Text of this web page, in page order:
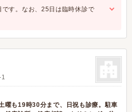
す。なお、25日は臨時休診で
曜も19時30分まで、日祝も診療。駐車